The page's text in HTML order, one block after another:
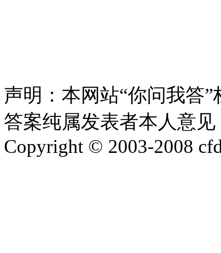
声明：本网站“你问我答
答案纯属发表者本人意
Copyright © 2003-2008